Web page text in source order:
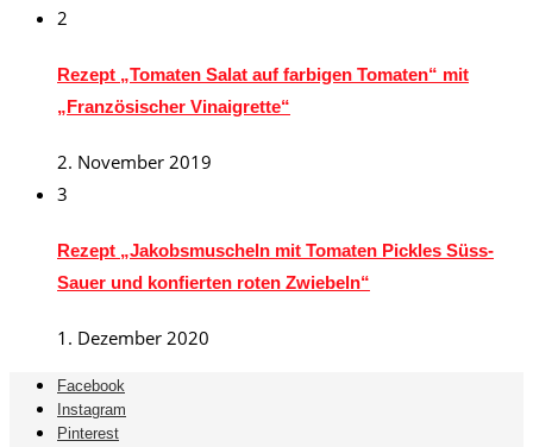
2
Rezept „Tomaten Salat auf farbigen Tomaten“ mit
„Französischer Vinaigrette“
2. November 2019
3
Rezept „Jakobsmuscheln mit Tomaten Pickles Süss-
Sauer und konfierten roten Zwiebeln“
1. Dezember 2020
Facebook
Instagram
Pinterest